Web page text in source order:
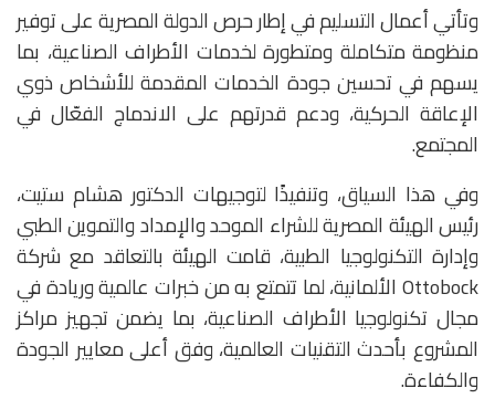
وتأتي أعمال التسليم في إطار حرص الدولة المصرية على توفير
منظومة متكاملة ومتطورة لخدمات الأطراف الصناعية، بما
يسهم في تحسين جودة الخدمات المقدمة للأشخاص ذوي
الإعاقة الحركية، ودعم قدرتهم على الاندماج الفعّال في
المجتمع.
وفي هذا السياق، وتنفيذًا لتوجيهات الدكتور هشام ستيت،
رئيس الهيئة المصرية للشراء الموحد والإمداد والتموين الطبي
وإدارة التكنولوجيا الطبية، قامت الهيئة بالتعاقد مع شركة
Ottobock الألمانية، لما تتمتع به من خبرات عالمية وريادة في
مجال تكنولوجيا الأطراف الصناعية، بما يضمن تجهيز مراكز
المشروع بأحدث التقنيات العالمية، وفق أعلى معايير الجودة
والكفاءة.